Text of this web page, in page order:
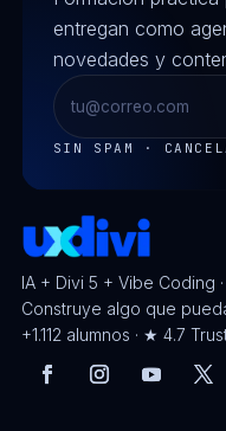
entregan como
novedades y
SIN SPAM ·
IA + Divi 5 + Vibe Coding ·
Construye algo que
+1.112 alumnos · ★ 4.7